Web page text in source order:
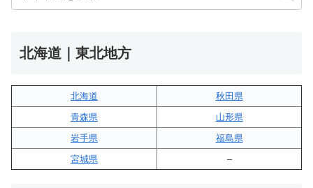
北海道｜東北地方
北海道
秋田県
青森県
山形県
岩手県
福島県
宮城県
–